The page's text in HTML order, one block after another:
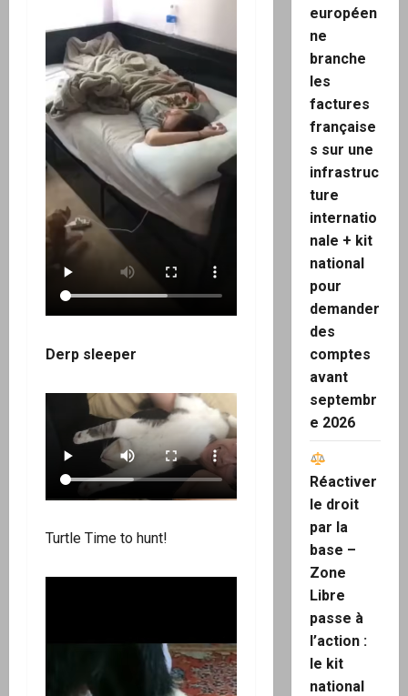
Derp sleeper
Turtle Time to hunt!
européen
ne
branche
les
factures
française
s sur une
infrastruc
ture
internatio
nale + kit
national
pour
demander
des
comptes
avant
septembr
e 2026
Réactiver
le droit
par la
base –
Zone
Libre
passe à
l’action :
le kit
national